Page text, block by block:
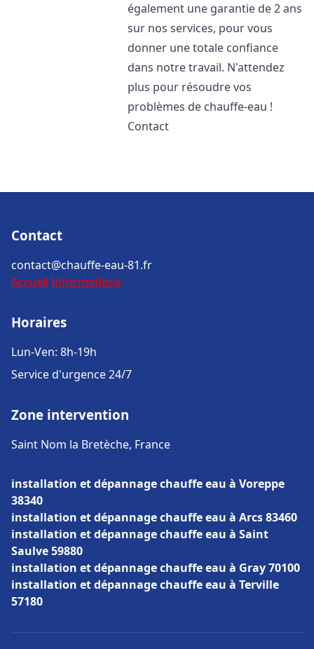
également une garantie de 2 ans
sur nos services, pour vous
donner une totale confiance
dans notre travail. N'attendez
plus pour résoudre vos
problèmes de chauffe-eau !
Contact
Contact
contact@chauffe-eau-81.fr
Accueil Informations
Horaires
Lun-Ven: 8h-19h
Service d'urgence 24/7
Zone intervention
Saint Nom la Bretèche, France
installation et dépannage chauffe eau à Voreppe
38340
installation et dépannage chauffe eau à Arcs 83460
installation et dépannage chauffe eau à Saint
Saulve 59880
installation et dépannage chauffe eau à Gray 70100
installation et dépannage chauffe eau à Terville
57180